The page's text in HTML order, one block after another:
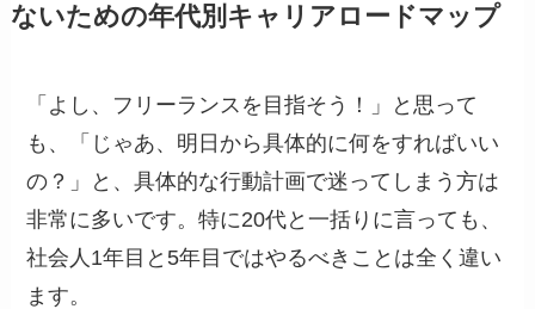
ないための年代別キャリアロードマップ
「よし、フリーランスを目指そう！」と思って
も、「じゃあ、明日から具体的に何をすればいい
の？」と、具体的な行動計画で迷ってしまう方は
非常に多いです。特に20代と一括りに言っても、
社会人1年目と5年目ではやるべきことは全く違い
ます。